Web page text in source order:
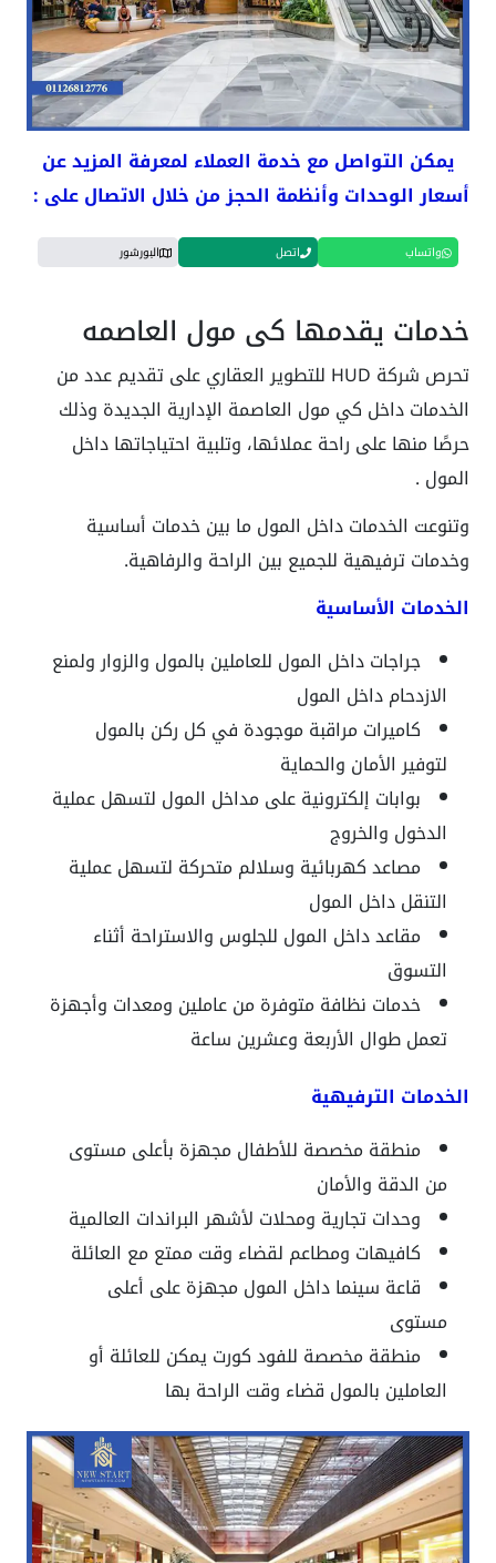
يمكن التواصل مع خدمة العملاء لمعرفة المزيد عن
أسعار الوحدات وأنظمة الحجز من خلال الاتصال على :
واتساب اتصل البورشور
خدمات يقدمها كي مول العاصمه
تحرص شركة HUD للتطوير العقاري على تقديم عدد من
الخدمات داخل كي مول العاصمة الإدارية الجديدة وذلك
حرصًا منها على راحة عملائها، وتلبية احتياجاتها داخل
المول .
وتنوعت الخدمات داخل المول ما بين خدمات أساسية
وخدمات ترفيهية للجميع بين الراحة والرفاهية.
الخدمات الأساسية
جراجات داخل المول للعاملين بالمول والزوار ولمنع
الازدحام داخل المول
كاميرات مراقبة موجودة في كل ركن بالمول
لتوفير الأمان والحماية
بوابات إلكترونية على مداخل المول لتسهل عملية
الدخول والخروج
مصاعد كهربائية وسلالم متحركة لتسهل عملية
التنقل داخل المول
مقاعد داخل المول للجلوس والاستراحة أثناء
التسوق
خدمات نظافة متوفرة من عاملين ومعدات وأجهزة
تعمل طوال الأربعة وعشرين ساعة
الخدمات الترفيهية
منطقة مخصصة للأطفال مجهزة بأعلى مستوى
من الدقة والأمان
وحدات تجارية ومحلات لأشهر البراندات العالمية
كافيهات ومطاعم لقضاء وقت ممتع مع العائلة
قاعة سينما داخل المول مجهزة على أعلى
مستوى
منطقة مخصصة للفود كورت يمكن للعائلة أو
العاملين بالمول قضاء وقت الراحة بها